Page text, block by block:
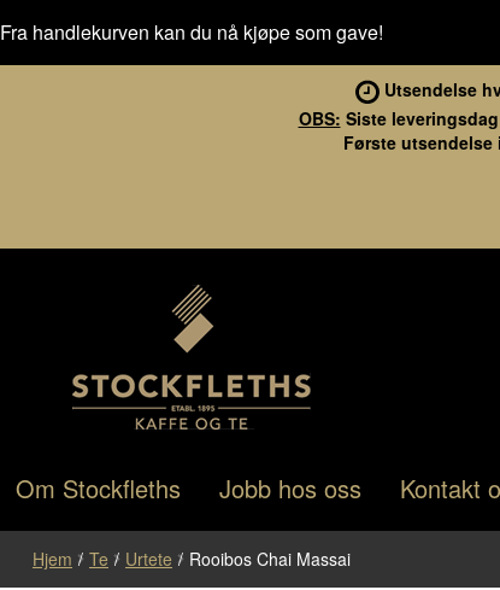
Fra handlekurven kan du nå kjøpe som gave!
Utsendelse
OBS: Siste
Første utsendelse
Om Stockfleths Jobb hos oss Kontakt
Hjem / Te / Urtete / Rooibos Chai Massai